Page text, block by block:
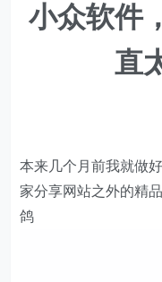
小众软件
直
本来几个月前我就做
家分享网站之外的精
鸽